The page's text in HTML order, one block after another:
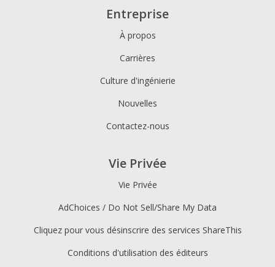
Entreprise
À propos
Carrières
Culture d'ingénierie
Nouvelles
Contactez-nous
Vie Privée
Vie Privée
AdChoices / Do Not Sell/Share My Data
Cliquez pour vous désinscrire des services ShareThis
Conditions d'utilisation des éditeurs